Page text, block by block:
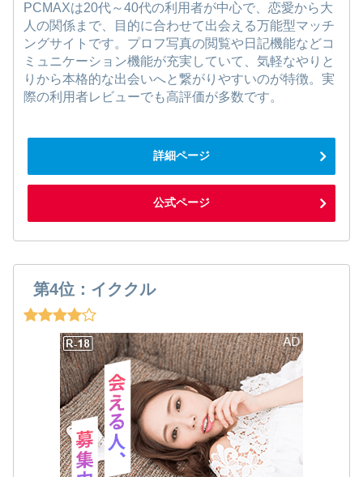
PCMAXは20代～40代の利用者が中心で、恋愛から大
人の関係まで、目的に合わせて出会える万能型マッチ
ングサイトです。プロフ写真の閲覧や日記機能などコ
ミュニケーション機能が充実していて、気軽なやりと
りから本格的な出会いへと繋がりやすいのが特徴。実
際の利用者レビューでも高評価が多数です。
詳細ページ
公式ページ
第4位：イククル